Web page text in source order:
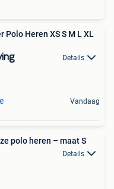
Polo Heren XS S M L XL
Details
Vandaag
polo heren – maat S
Details